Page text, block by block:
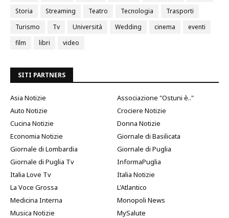
Storia
Streaming Teatro Tecnologia
Trasporti
Turismo
Tv Università Wedding cinema
eventi
film
libri video
SITI PARTNERS
Asia Notizie
Associazione "Ostuni è.."
Auto Notizie
Crociere Notizie
Cucina Notizie
Donna Notizie
Economia Notizie
Giornale di Basilicata
Giornale di Lombardia
Giornale di Puglia
Giornale di Puglia Tv
InformaPuglia
Italia Love Tv
Italia Notizie
La Voce Grossa
L'Atlantico
Medicina Interna
Monopoli News
Musica Notizie
MySalute